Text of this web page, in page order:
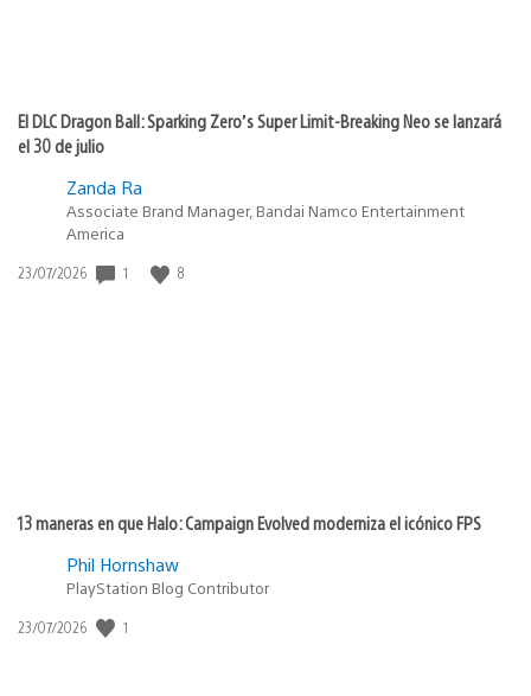
El DLC Dragon Ball: Sparking Zero’s Super Limit-Breaking Neo se lanzará
el 30 de julio
Zanda Ra
Associate Brand Manager, Bandai Namco Entertainment
America
Fecha
23/07/2026 1 8
13 maneras en que Halo: Campaign Evolved moderniza el icónico FPS
Phil Hornshaw
PlayStation Blog Contributor
Fecha
23/07/2026 1